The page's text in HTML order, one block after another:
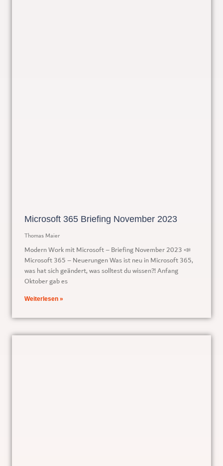
Microsoft 365 Briefing November 2023
Thomas Maier
Modern Work mit Microsoft – Briefing November 2023 📣
Microsoft 365 – Neuerungen Was ist neu in Microsoft 365,
was hat sich geändert, was solltest du wissen?! Anfang
Oktober gab es
Weiterlesen »